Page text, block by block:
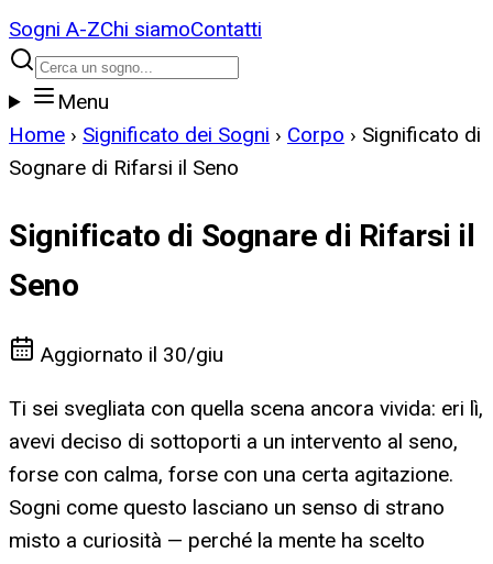
Sogni A-ZChi siamoContatti
Menu
Home › Significato dei Sogni › Corpo › Significato di
Sognare di Rifarsi il Seno
Significato di Sognare di Rifarsi il
Seno
Aggiornato il 30/giu
Ti sei svegliata con quella scena ancora vivida: eri lì,
avevi deciso di sottoporti a un intervento al seno,
forse con calma, forse con una certa agitazione.
Sogni come questo lasciano un senso di strano
misto a curiosità — perché la mente ha scelto